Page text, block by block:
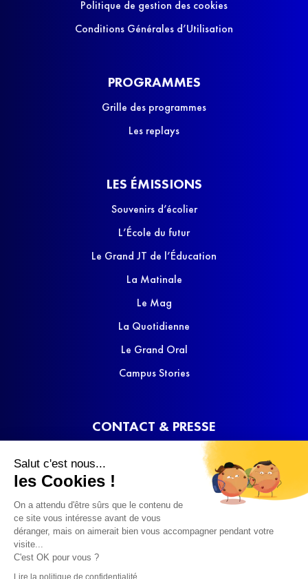
Salut c'est nous...
les Cookies !
On a attendu d'être sûrs que le contenu de
ce site vous intéresse avant de vous
déranger, mais on aimerait bien vous accompagner pendant votre
visite...
C'est OK pour vous ?
Lire la politique de confidentialité
Politique de gestion des cookies
Conditions Générales d’Utilisation
PROGRAMMES
Grille des programmes
Les replays
LES ÉMISSIONS
Souvenirs d’écolier
L’École du futur
Le Grand JT de l’Éducation
La Matinale
Le Mag
La Quotidienne
Le Grand Oral
Campus Stories
CONTACT & PRESSE